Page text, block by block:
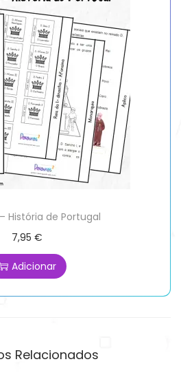
História de Portugal
7,95€
Adicionar
Relacionados